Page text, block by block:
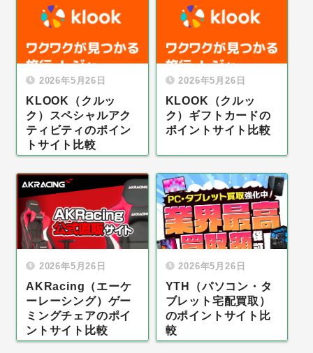
2026年5月26日
KLOOK（クルッ
ク）スペシャルアク
ティビティのポイン
トサイト比較
2026年5月26日
KLOOK（クルッ
ク）ギフトカードの
ポイントサイト比較
2026年5月26日
AKRacing（エーケ
ーレーシング）ゲー
ミングチェアのポイ
ントサイト比較
2026年5月26日
YTH（パソコン・タ
ブレット宅配買取）
のポイントサイト比
較